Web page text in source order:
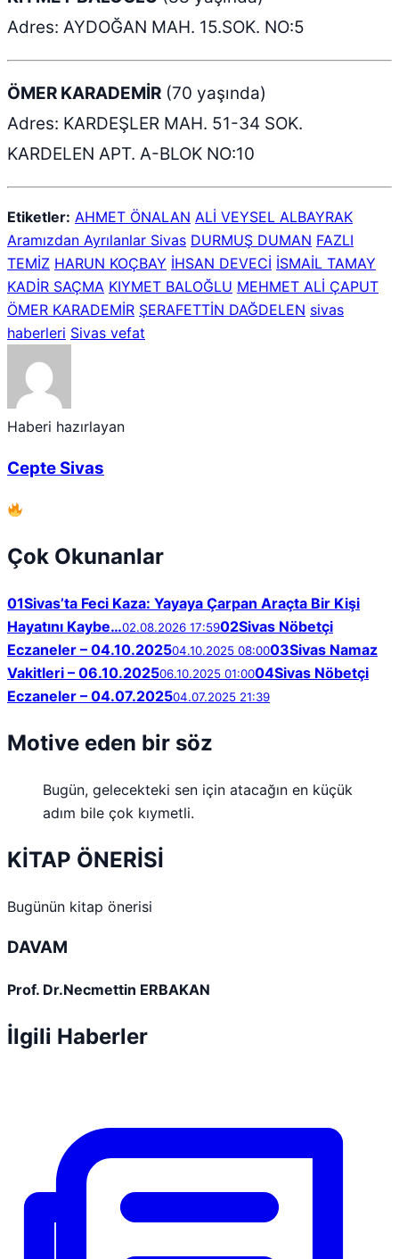
Adres: AYDOĞAN MAH. 15.SOK. NO:5
ÖMER KARADEMİR (70 yaşında)
Adres: KARDEŞLER MAH. 51-34 SOK.
KARDELEN APT. A-BLOK NO:10
Etiketler: AHMET ÖNALAN ALİ VEYSEL ALBAYRAK
Aramızdan Ayrılanlar Sivas DURMUŞ DUMAN FAZLI
TEMİZ HARUN KOÇBAY İHSAN DEVECİ İSMAİL TAMAY
KADİR SAÇMA KIYMET BALOĞLU MEHMET ALİ ÇAPUT
ÖMER KARADEMİR ŞERAFETTİN DAĞDELEN sivas
haberleri Sivas vefat
Haberi hazırlayan
Cepte Sivas
Çok Okunanlar
01Sivas’ta Feci Kaza: Yayaya Çarpan Araçta Bir Kişi
Hayatını Kaybe…02.08.2026 17:5902Sivas Nöbetçi
Eczaneler – 04.10.202504.10.2025 08:0003Sivas Namaz
Vakitleri – 06.10.202506.10.2025 01:0004Sivas Nöbetçi
Eczaneler – 04.07.202504.07.2025 21:39
Motive eden bir söz
Bugün, gelecekteki sen için atacağın en küçük
adım bile çok kıymetli.
KİTAP ÖNERİSİ
Bugünün kitap önerisi
DAVAM
Prof. Dr.Necmettin ERBAKAN
İlgili Haberler